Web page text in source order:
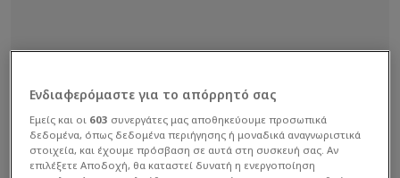
Ενδιαφερόμαστε για το απόρρητό σας
Εμείς και οι 603 συνεργάτες μας αποθηκεύουμε προσωπικά
δεδομένα, όπως δεδομένα περιήγησης ή μοναδικά αναγνωριστικά
στοιχεία, και έχουμε πρόσβαση σε αυτά στη συσκευή σας. Αν
επιλέξετε Αποδοχή, θα καταστεί δυνατή η ενεργοποίηση